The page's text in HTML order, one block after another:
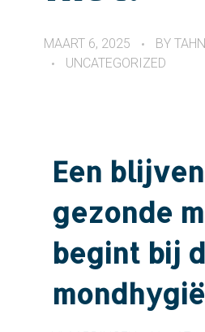
MAART 6, 2025 BY
UNCATEGORIZED
Een
gezonde
begint bij